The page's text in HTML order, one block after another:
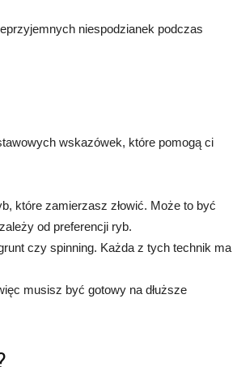
niespodzianek podczas
wskazówek, które pomogą ci
które zamierzasz złowić. Może to być
od preferencji ryb.
czy spinning. Każda z tych technik ma
musisz być gotowy na dłuższe